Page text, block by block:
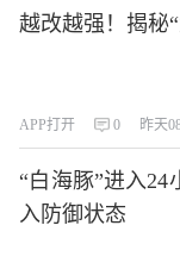
越改越强！揭秘
APP打开 0 昨天
“白海豚”进入24
入防御状态